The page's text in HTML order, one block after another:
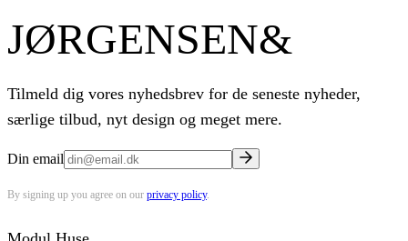
JØRGENSEN&
Tilmeld dig vores nyhedsbrev for de seneste nyheder,
særlige tilbud, nyt design og meget mere.
Din email
By signing up you agree on our privacy policy.